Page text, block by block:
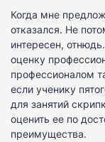
Когда мне
отказался. Не
интересен,
оценку
профессионалом
если ученику
для занятий
оценить ее по
преимущества.